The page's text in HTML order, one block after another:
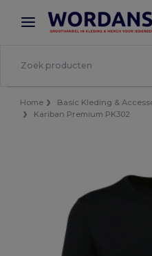
× Wordans-app
Betere prijzen in de app!
Home Basic Kleding &
Kariban Premium PK302